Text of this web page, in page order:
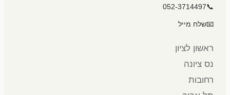
📞
052-3714497
📧שלח מייל
ראשון לציון
נס ציונה
רחובות